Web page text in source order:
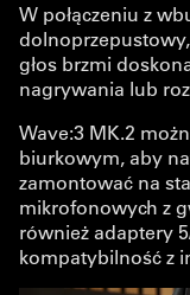
W połączeniu z
głos brzmi
nagrywania lub
Wave:3 MK.2
biurkowym, aby
zamontować na
mikrofonowych z
również adaptery
kompatybilność z